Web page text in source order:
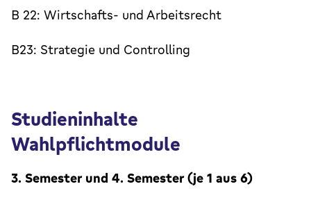
B 22: Wirtschafts- und Arbeitsrecht
B23: Strategie und Controlling
Studieninhalte
Wahlpflichtmodule
3. Semester und 4. Semester (je 1 aus 6)